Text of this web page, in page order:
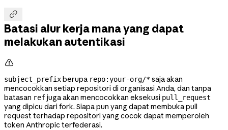

Batasi alur kerja mana yang dapat
melakukan autentikasi

subject_prefixberupa repo:your-org/*saja akan
mencocokkan setiap repositori di organisasi Anda, dan tanpa
batasan refjuga akan mencocokkan eksekusi pull_request
yang dipicu dari fork. Siapa pun yang dapat membuka pull
request terhadap repositori yang cocok dapat memperoleh
token Anthropic terfederasi.